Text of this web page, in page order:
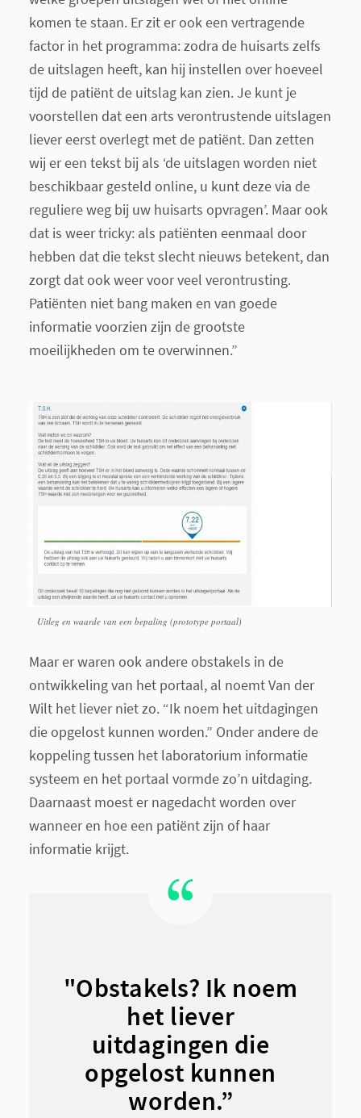
komen te staan. Er zit er ook een vertragende
factor in het programma: zodra de huisarts zelfs
de uitslagen heeft, kan hij instellen over hoeveel
tijd de patiënt de uitslag kan zien. Je kunt je
voorstellen dat een arts verontrustende uitslagen
liever eerst overlegt met de patiënt. Dan zetten
wij er een tekst bij als ‘de uitslagen worden niet
beschikbaar gesteld online, u kunt deze via de
reguliere weg bij uw huisarts opvragen’. Maar ook
dat is weertricky: als patiënten eenmaal door
hebben dat die tekst slecht nieuws betekent, dan
zorgt dat ook weer voor veel verontrusting.
Patiënten niet bang maken en van goede
informatie voorzien zijn de grootste
moeilijkheden om te overwinnen.”
Uitleg en waarde van een bepaling (prototype portaal)
Maar er waren ook andere obstakels in de
ontwikkeling van het portaal, al noemt Van der
Wilt het liever niet zo. “Ik noem het uitdagingen
die opgelost kunnen worden.” Onder andere de
koppeling tussen het laboratorium informatie
systeem en het portaal vormde zo’n uitdaging.
Daarnaast moest er nagedacht worden over
wanneer en hoe een patiënt zijn of haar
informatie krijgt.
"Obstakels? Ik noem
het liever
uitdagingen die
opgelost kunnen
worden.”